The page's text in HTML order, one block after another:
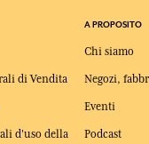
di Vendita
d'uso della
A PROPOSITO
Chi siamo
Negozi,
Eventi
Podcast